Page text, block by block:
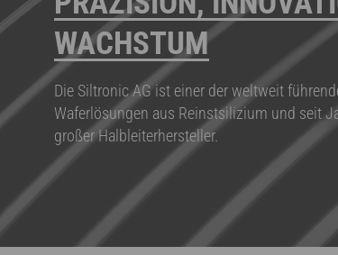
WACHSTUM
Die Siltronic AG ist einer der weltweit
Waferlösungen aus Reinstsilizium und seit
großer Halbleiterhersteller.